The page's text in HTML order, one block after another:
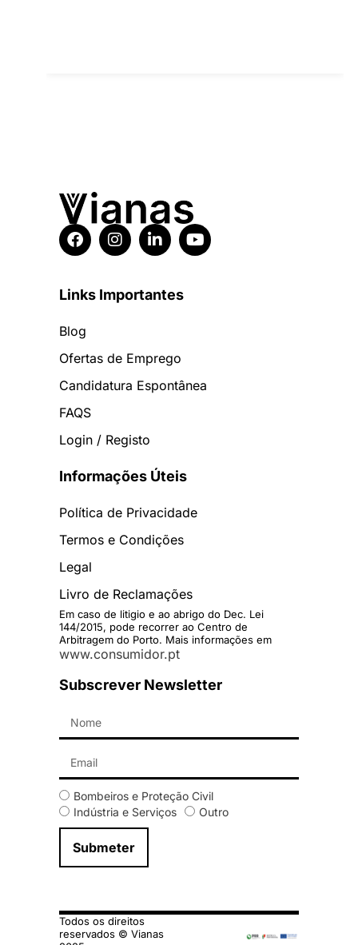
Links Importantes
Blog
Ofertas de Emprego
Candidatura Espontânea
FAQS
Login / Registo
Informações Úteis
Política de Privacidade
Termos e Condições
Legal
Livro de Reclamações
Em caso de litigio e ao abrigo do Dec. Lei
144/2015, pode recorrer ao Centro de
Arbitragem do Porto. Mais informações em
www.consumidor.pt
Subscrever Newsletter
Bombeiros e Proteção Civil
Indústria e Serviços
Outro
Submeter
Todos os direitos
reservados © Vianas